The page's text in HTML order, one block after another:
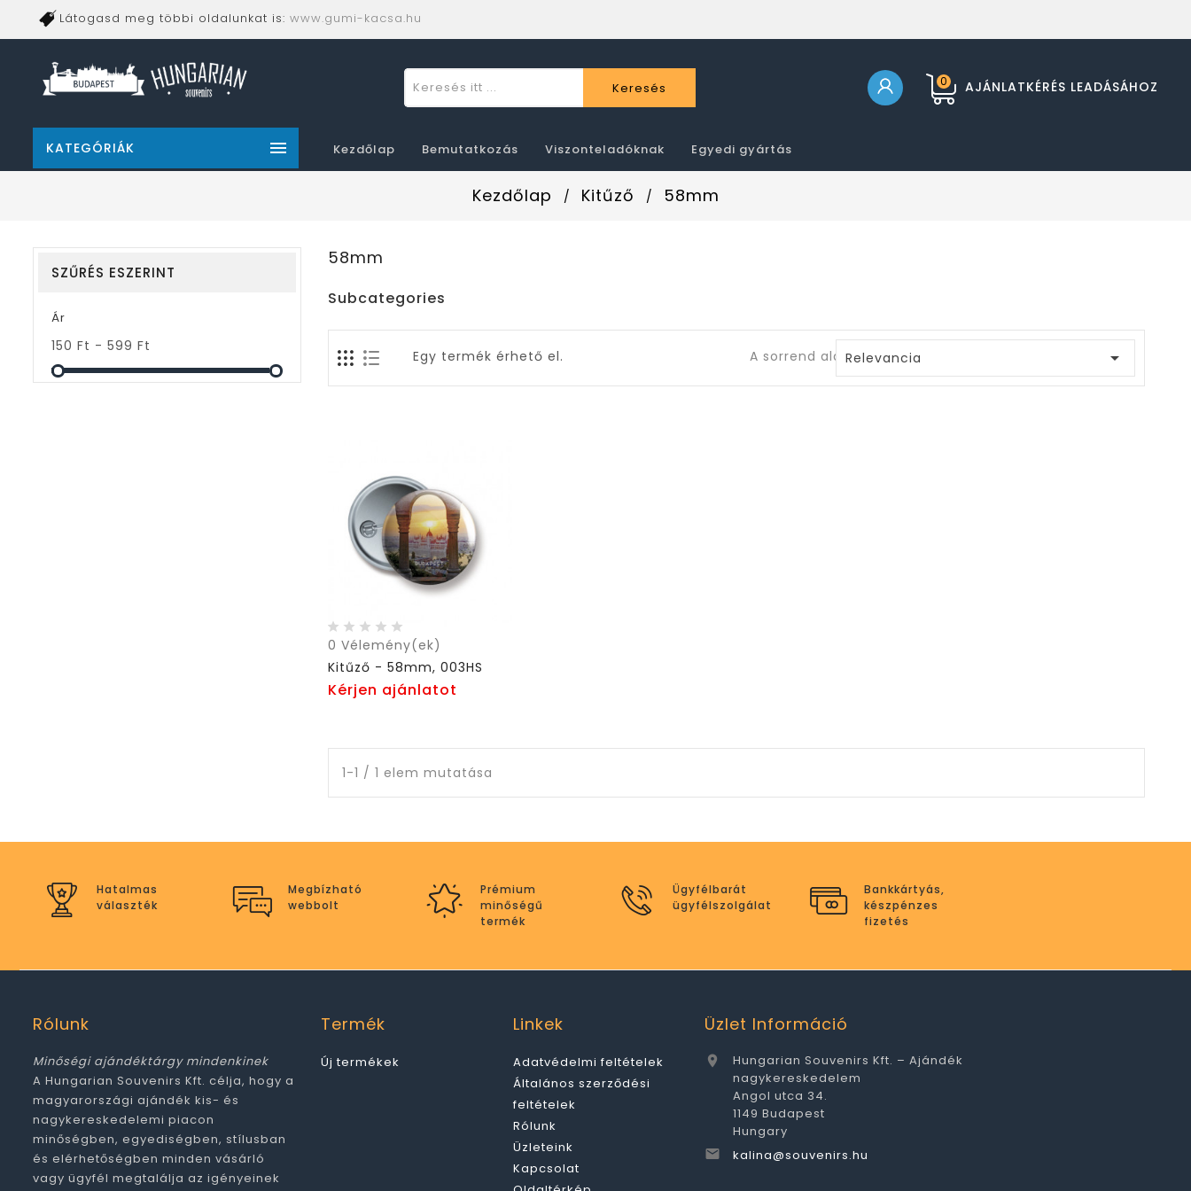
Látogasd meg többi oldalunkat is: www.gumi-kacsa.hu
AJÁNLATKÉRÉS LEADÁSÁHOZ
0
Keresés
KATEGÓRIÁK  Kezdőlap Bemutatkozás Viszonteladóknak Egyedi gyártás
Kezdőlap Kitűző 58mm
SZŰRÉS ESZERINT
Ár
150 Ft - 599 Ft
58mm
Subcategories
Egy termék érhető el. A sorrend alapja:Relevancia 
0 Vélemény(ek)
Kitűző - 58mm, 003HS
Kérjen ajánlatot
1-1 / 1 elem mutatása
Hatalmas
választék
Megbízható
webbolt
Prémium
minőségű
termék
Ügyfélbarát
ügyfélszolgálat
Bankkártyás,
készpénzes
fizetés
Rólunk
Minőségi ajándéktárgy mindenkinek
A Hungarian Souvenirs Kft. célja, hogy a
magyarországi ajándék kis- és
nagykereskedelemi piacon
minőségben, egyediségben, stílusban
és elérhetőségben minden vásárló
vagy ügyfél megtalálja az igényeinek
Termék
Új termékek
Linkek
Adatvédelmi feltételek
Általános szerződési
feltételek
Rólunk
Üzleteink
Kapcsolat
Üzlet Információ

Hungarian Souvenirs Kft. – Ajándék
nagykereskedelem
Angol utca 34.
1149 Budapest
Hungary
 kalina@souvenirs.hu